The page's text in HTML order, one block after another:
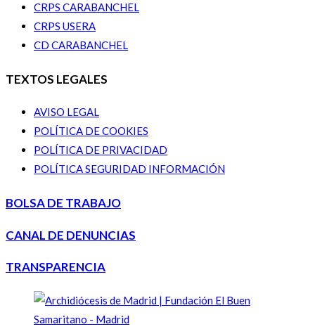
CRPS CARABANCHEL
CRPS USERA
CD CARABANCHEL
TEXTOS LEGALES
AVISO LEGAL
POLÍTICA DE COOKIES
POLÍTICA DE PRIVACIDAD
POLÍTICA SEGURIDAD INFORMACIÓN
BOLSA DE TRABAJO
CANAL DE DENUNCIAS
TRANSPARENCIA